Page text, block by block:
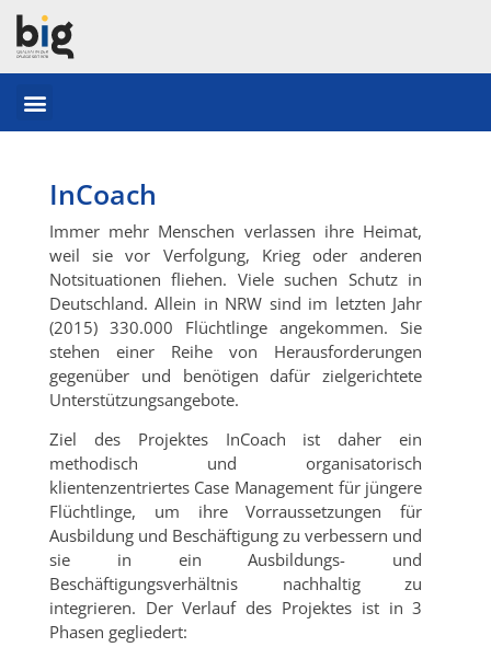
InCoach
Immer mehr Menschen verlassen ihre Heimat,
weil sie vor Verfolgung, Krieg oder anderen
Notsituationen fliehen. Viele suchen Schutz in
Deutschland. Allein in NRW sind im letzten Jahr
(2015) 330.000 Flüchtlinge angekommen. Sie
stehen einer Reihe von Herausforderungen
gegenüber und benötigen dafür zielgerichtete
Unterstützungsangebote.
Ziel des Projektes InCoach ist daher ein
methodisch und organisatorisch
klientenzentriertes Case Management für jüngere
Flüchtlinge, um ihre Vorraussetzungen für
Ausbildung und Beschäftigung zu verbessern und
sie in ein Ausbildungs- und
Beschäftigungsverhältnis nachhaltig zu
integrieren. Der Verlauf des Projektes ist in 3
Phasen gegliedert: